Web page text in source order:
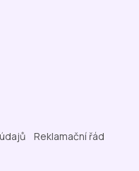
Reklamační řád